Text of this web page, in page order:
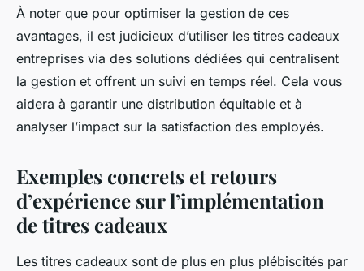
À noter que pour optimiser la gestion de ces
avantages, il est judicieux d’utiliser les titres cadeaux
entreprises via des solutions dédiées qui centralisent
la gestion et offrent un suivi en temps réel. Cela vous
aidera à garantir une distribution équitable et à
analyser l’impact sur la satisfaction des employés.
Exemples concrets et retours
d’expérience sur l’implémentation
de titres cadeaux
Les titres cadeaux sont de plus en plus plébiscités par